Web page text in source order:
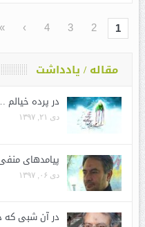
1
2
3
4
›
»
مقاله / یادداشت
در پرده
دی ۲۱, ۱۳۹۷
پیامدهای
دی ۰۶, ۱۳۹۷
در آن شبی که